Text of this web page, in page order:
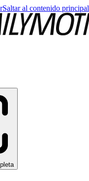
Saltar al contenido principal